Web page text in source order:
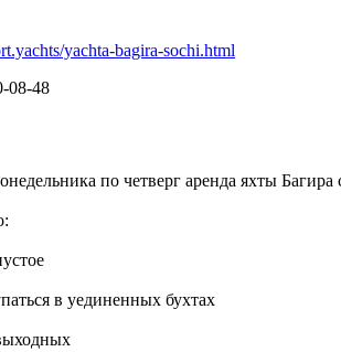
yachta-bagira-sochi.html
08-48
по четверг аренда яхты Багира
в уединенных бухтах